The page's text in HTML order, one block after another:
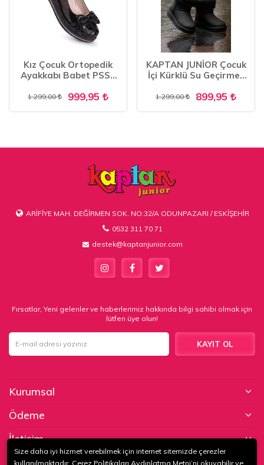
Kız Çocuk Ortopedik
Ayakkabı Babet PSSK
1.299,00 999,95
KAPTAN JUNİOR Çocuk
İçi Kürklü Su Geçirmez
1.299,00 899,95
ARİFİYE MAH. DEĞİRMEN SOK. NO:32/A ODUNPAZARI / ESKİŞEHİR
0532 311 70 71
destek@kaptanjunior.com
Fırsatlar, Yeni gelenler ve haberlerimiz hakkında bilgi sahibi olmak için
lütfen üye olun!
KAYIT OL
Kurumsal
Ödeme
İletişim
Size daha iyi hizmet verebilmek için internet sitemizde çerezler
kullanılmaktadır. Çerez Politikaları Aydınlatma Metni’ni okuyabilir ve